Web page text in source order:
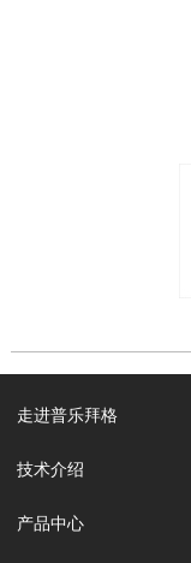
走进普乐拜格
技术介绍
产品中心